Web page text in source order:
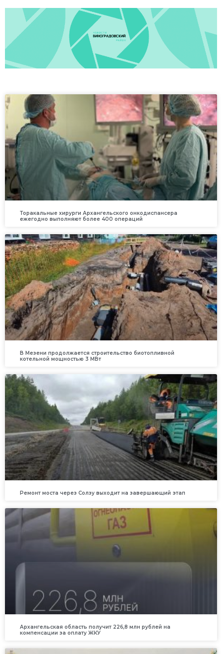
Торакальные хирурги Архангельского онкодиспансера
ежегодно выполняют более 400 операций
В Мезени продолжается строительство биотопливной
котельной мощностью 3 МВт
Ремонт моста через Солзу выходит на завершающий этап
Архангельская область получит 226,8 млн рублей на
компенсации за оплату ЖКУ